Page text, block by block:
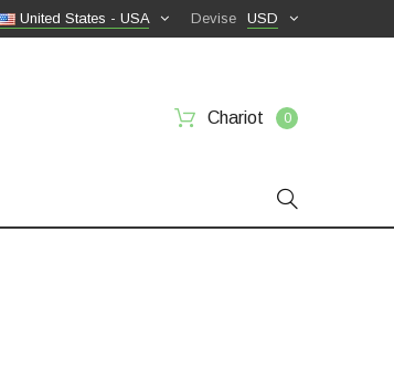
USD
Devise
United States - USA
Chariot 0